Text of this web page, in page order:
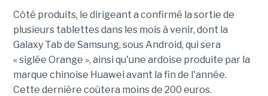
Côté produits, le dirigeant a confirmé la sortie de
plusieurs tablettes dans les mois à venir, dont la
Galaxy Tab de Samsung, sous Android, qui sera
« siglée Orange », ainsi qu'une ardoise produite par la
marque chinoise Huawei avant la fin de l'année.
Cette dernière coûtera moins de 200 euros.